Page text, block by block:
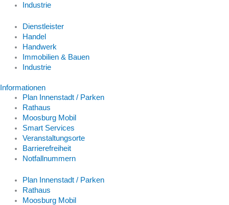
Industrie
Dienstleister
Handel
Handwerk
Immobilien & Bauen
Industrie
Informationen
Plan Innenstadt / Parken
Rathaus
Moosburg Mobil
Smart Services
Veranstaltungsorte
Barrierefreiheit
Notfallnummern
Plan Innenstadt / Parken
Rathaus
Moosburg Mobil